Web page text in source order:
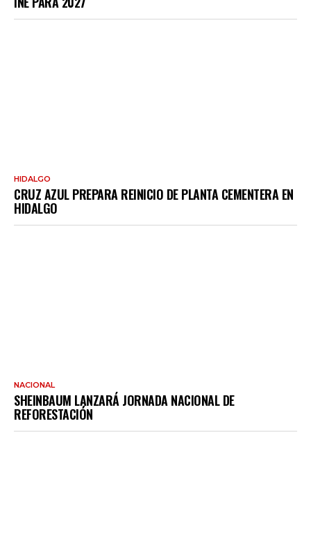
HIDALGO
CRUZ AZUL PREPARA REINICIO DE PLANTA CEMENTERA EN
HIDALGO
NACIONAL
SHEINBAUM LANZARÁ JORNADA NACIONAL DE
REFORESTACIÓN